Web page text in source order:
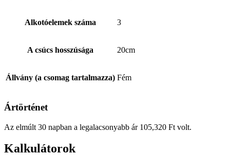
Alkotóelemek száma 3
A csúcs hosszúsága 20cm
Állvány (a csomag tartalmazza) Fém
Ártörténet
Az elmúlt 30 napban a legalacsonyabb ár 105,320 Ft volt.
Kalkulátorok